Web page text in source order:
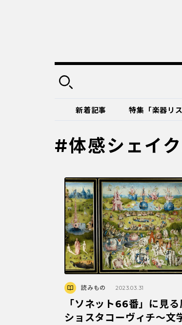
新着記事 特集「楽器リ
#体感シェイク
読みもの 2023.03.31
「ソネット66番」に見
ショスタコーヴィチ〜文